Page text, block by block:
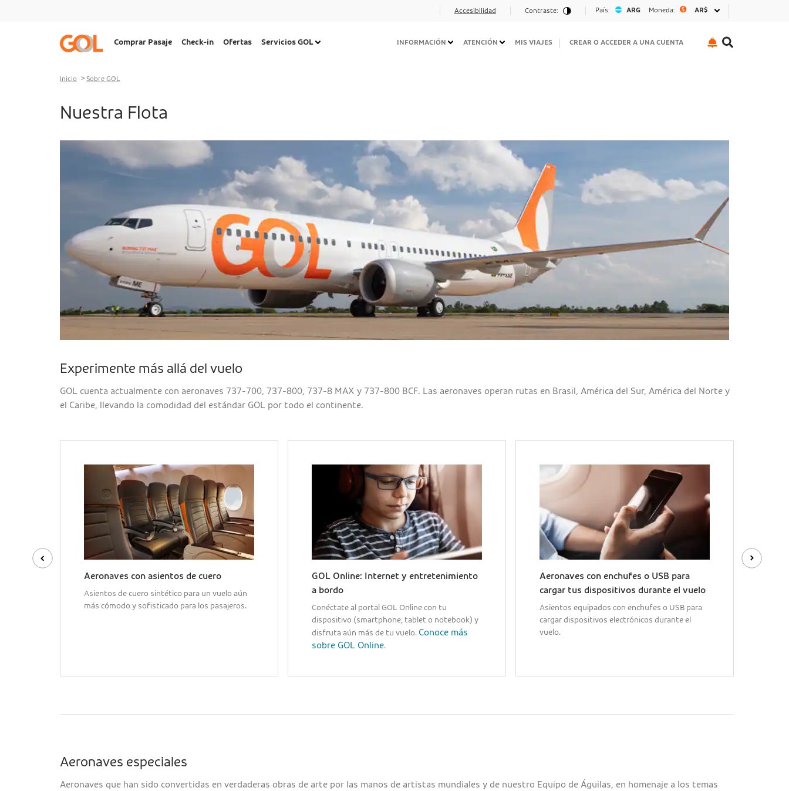
Accesibilidad Contraste: País: ARG Moneda: AR$
Navegação
Comprar Pasaje Check-in Ofertas Servicios GOL
Navegação
INFORMACIÓN ATENCIÓN MIS VIAJES CREAR O ACCEDER A UNA CUENTA
Inicio Sobre GOL
Nuestra Flota
Experimente más allá del vuelo
GOL cuenta actualmente con aeronaves 737-700, 737-800, 737-8 MAX y 737-800 BCF. Las aeronaves operan rutas en Brasil, América del Sur, América del Norte y
el Caribe, llevando la comodidad del estándar GOL por todo el continente.
Aeronaves con asientos de cuero
Asientos de cuero sintético para un vuelo aún
más cómodo y sofisticado para los pasajeros.
GOL Online: Internet y entretenimiento
a bordo
Conéctate al portal GOL Online con tu
dispositivo (smartphone, tablet o notebook) y
disfruta aún más de tu vuelo. Conoce más
sobre GOL Online.
Aeronaves con enchufes o USB para
cargar tus dispositivos durante el vuelo
Asientos equipados con enchufes o USB para
cargar dispositivos electrónicos durante el
vuelo.
Aeronaves especiales
Aeronaves que han sido convertidas en verdaderas obras de arte por las manos de artistas mundiales y de nuestro Equipo de Águilas, en homenaje a los temas